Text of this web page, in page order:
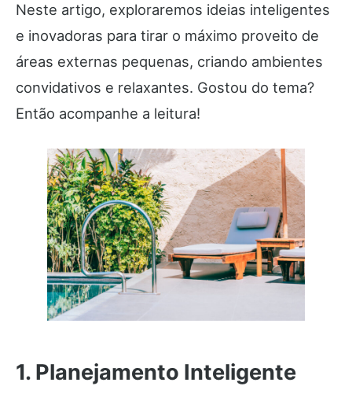
Neste artigo, exploraremos ideias inteligentes
e inovadoras para tirar o máximo proveito de
áreas externas pequenas, criando ambientes
convidativos e relaxantes. Gostou do tema?
Então acompanhe a leitura!
1. Planejamento Inteligente